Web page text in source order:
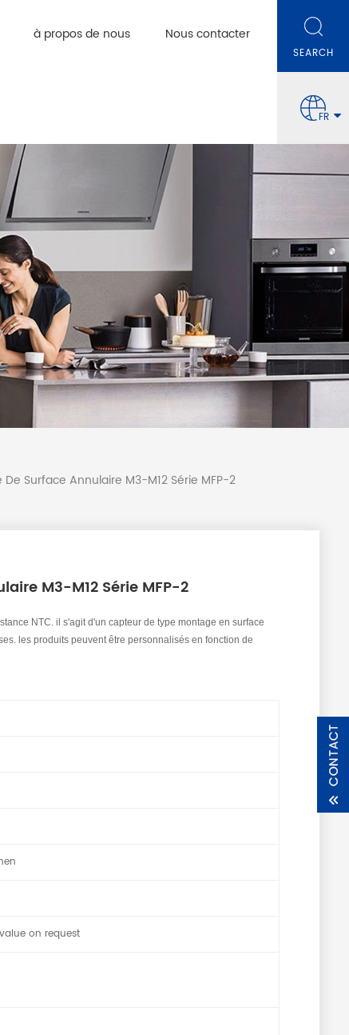
à propos de nous Nous contacter
FR
Surface Annulaire M3-M12 Série MFP-2
M3-M12 Série MFP-2
NTC. il s'agit d'un capteur de type montage en surface
les produits peuvent être personnalisés en fonction de
on request